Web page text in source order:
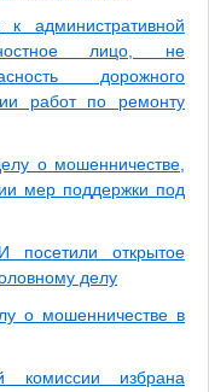
административной
лицо, не
дорожного
работ по ремонту
о мошенничестве,
мер поддержки под
открытое
делу
о мошенничестве в
комиссии избрана